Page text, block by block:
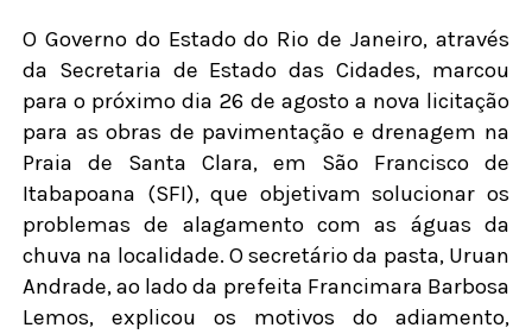
O Governo do Estado do Rio de Janeiro, através
da Secretaria de Estado das Cidades, marcou
para o próximo dia 26 de agosto a nova licitação
para as obras de pavimentação e drenagem na
Praia de Santa Clara, em São Francisco de
Itabapoana (SFI), que objetivam solucionar os
problemas de alagamento com as águas da
chuva na localidade. O secretário da pasta, Uruan
Andrade, ao lado da prefeita Francimara Barbosa
Lemos, explicou os motivos do adiamento,